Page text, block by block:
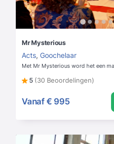
Mr Mysterious
Acts, Goochelaar
Met Mr Mysterious word het een
5 (30 Beoordelingen)
Vanaf € 995